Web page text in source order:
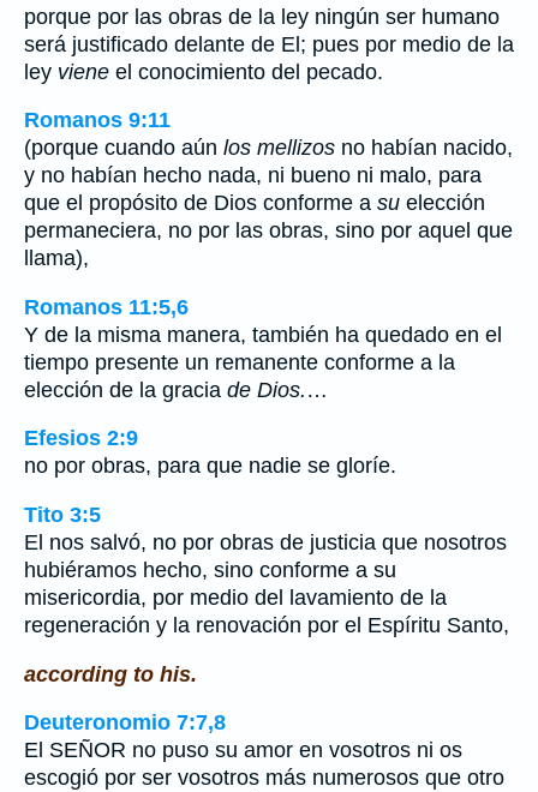
porque por las obras de la ley ningún ser humano
será justificado delante de El; pues por medio de la
ley viene el conocimiento del pecado.
Romanos 9:11
(porque cuando aún los mellizos no habían nacido,
y no habían hecho nada, ni bueno ni malo, para
que el propósito de Dios conforme a su elección
permaneciera, no por las obras, sino por aquel que
llama),
Romanos 11:5,6
Y de la misma manera, también ha quedado en el
tiempo presente un remanente conforme a la
elección de la gracia de Dios. …
Efesios 2:9
no por obras, para que nadie se gloríe.
Tito 3:5
El nos salvó, no por obras de justicia que nosotros
hubiéramos hecho, sino conforme a su
misericordia, por medio del lavamiento de la
regeneración y la renovación por el Espíritu Santo,
according to his.
Deuteronomio 7:7,8
El SEÑOR no puso su amor en vosotros ni os
escogió por ser vosotros más numerosos que otro